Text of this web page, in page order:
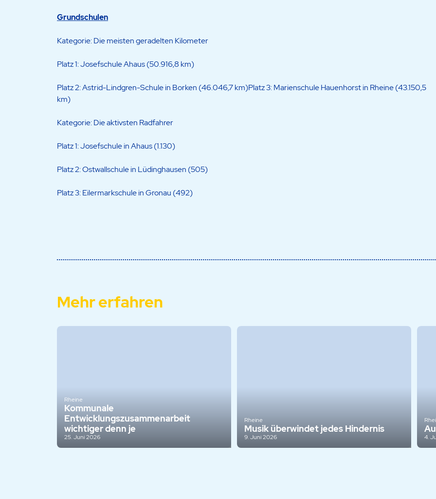
Grundschulen
Kategorie: Die meisten geradelten Kilometer
Platz 1: Josefschule Ahaus (50.916,8 km)
Platz 2: Astrid-Lindgren-Schule in Borken (46.046,7 km)Platz 3: Marienschule Hauenhorst in Rheine (43.150,5
km)
Kategorie: Die aktivsten Radfahrer
Platz 1: Josefschule in Ahaus (1.130)
Platz 2: Ostwallschule in Lüdinghausen (505)
Platz 3: Eilermarkschule in Gronau (492)
Mehr erfahren
Rheine
Kommunale
Entwicklungszusammenarbeit
wichtiger denn je
25. Juni 2026
Rheine
Musik überwindet jedes Hindernis
9. Juni 2026 4.